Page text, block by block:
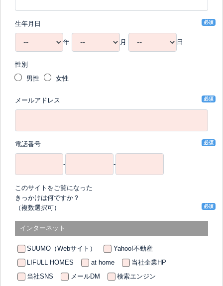
生年月日 必須
年 月 日
性別
男性
女性
メールアドレス 必須
電話番号 必須
- -
このサイトをご覧になった
きっかけは何ですか？
（複数選択可）
必須
インターネット
SUUMO（Webサイト）
Yahoo!不動産
LIFULL HOMES
at home
当社企業HP
当社SNS
メールDM
検索エンジン